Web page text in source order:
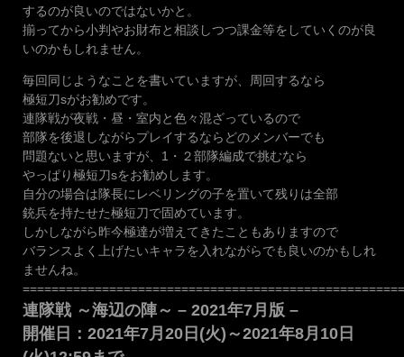
するのが良いのではないかと。
揃ってから小判やお財布と相談しつつ課金等をしていくのが良
いのかもしれません。
毎回同じようなことを書いていますが、周回するなら
極短刀sがお勧めです。
連隊戦が夜戦・昼・室内と色々混ざっているので
部隊を後退しながらプレイするならどのメンバーでも
問題ないと思いますが、1・２部隊編成で挑むなら
やっぱり極短刀sをお勧めします。
自分の場合は隊長にレベリングの子を置いて残りは全部
銃兵を持たせた極短刀で固めています。
しかしながら昨今極達が増えてきたこともありますので
バランスよく上げたいキャラを入れながらでも良いのかもしれ
ませんね。
連隊戦 ～海辺の陣～ – 2021年7月版 –
開催日：2021年7月20日(火)～2021年8月10日